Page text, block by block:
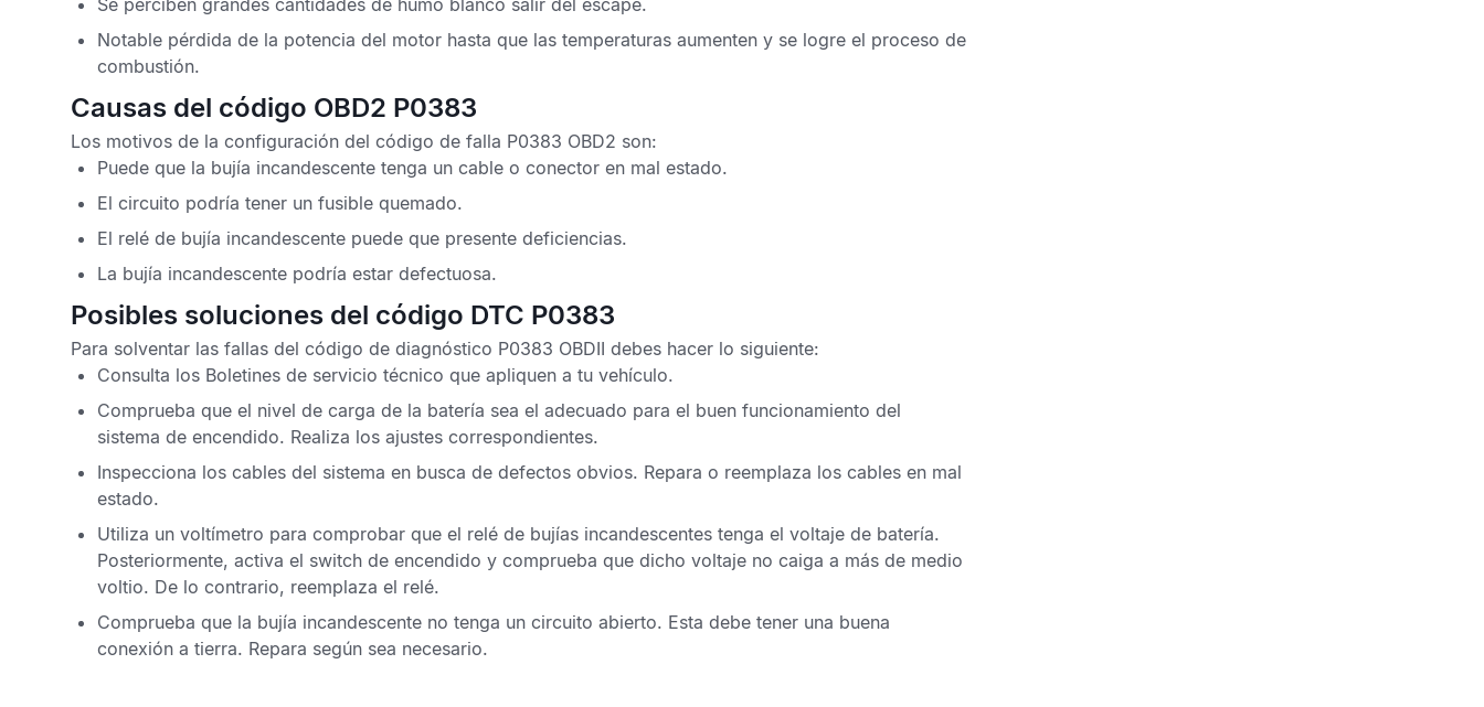
Se perciben grandes cantidades de humo blanco salir del escape.
Notable pérdida de la potencia del motor hasta que las temperaturas aumenten y se logre el proceso de
combustión.
Causas del código OBD2 P0383
Los motivos de la configuración del código de falla P0383 OBD2 son:
Puede que la bujía incandescente tenga un cable o conector en mal estado.
El circuito podría tener un fusible quemado.
El relé de bujía incandescente puede que presente deficiencias.
La bujía incandescente podría estar defectuosa.
Posibles soluciones del código DTC P0383
Para solventar las fallas del código de diagnóstico P0383 OBDII debes hacer lo siguiente:
Consulta los Boletines de servicio técnico que apliquen a tu vehículo.
Comprueba que el nivel de carga de la batería sea el adecuado para el buen funcionamiento del
sistema de encendido. Realiza los ajustes correspondientes.
Inspecciona los cables del sistema en busca de defectos obvios. Repara o reemplaza los cables en mal
estado.
Utiliza un voltímetro para comprobar que el relé de bujías incandescentes tenga el voltaje de batería.
Posteriormente, activa el switch de encendido y comprueba que dicho voltaje no caiga a más de medio
voltio. De lo contrario, reemplaza el relé.
Comprueba que la bujía incandescente no tenga un circuito abierto. Esta debe tener una buena
conexión a tierra. Repara según sea necesario.